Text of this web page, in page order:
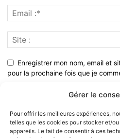
Gérer le
Pour offrir les meilleures expériences,
telles que les cookies pour stocker et/
appareils. Le fait de consentir à ces
Enregistrer mon nom, email et
pour la prochaine fois que je